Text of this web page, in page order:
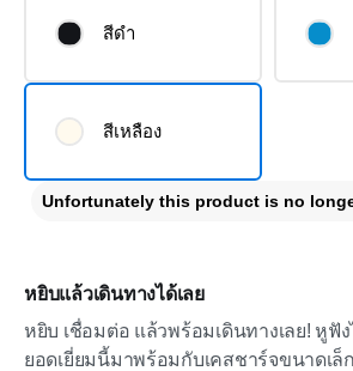
หยิบแล้วเดินทางได้เลย
หยิบ เชื่อมต่อ แล้วพร้อมเดินทางเลย! หูฟั
ยอดเยี่ยมนี้มาพร้อมกับเคสชาร์จขนาดเล็
สีดำ
สีเหลือง
Unfortunately this product is no